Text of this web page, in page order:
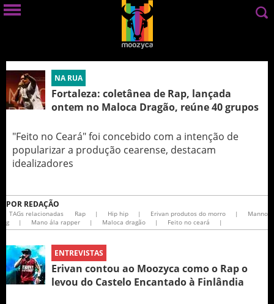
NA RUA
Fortaleza: coletânea de Rap, lançada
ontem no Maloca Dragão, reúne 40 grupos
"Feito no Ceará" foi concebido com a intenção de
popularizar a produção cearense, destacam
idealizadores
POR REDAÇÃO
TAGs relacionadas Rap | Hip hip | Erivan produtos do morro |
Manno
g
| Mano ála rapper | Maloca dragão | Feito no ceará |
ENTREVISTAS
Erivan contou ao Moozyca como o Rap o
levou do Castelo Encantado à Finlândia